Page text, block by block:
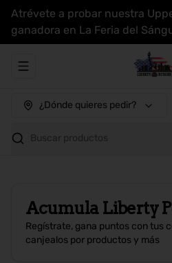
Atrévete a probar nuestra
ganadora en La Feria del
Abrir menu de navegación
¿Dónde quieres pedir?
Buscar productos
Acumula Liberty
Regístrate, gana puntos con tus
canjealos por productos y más